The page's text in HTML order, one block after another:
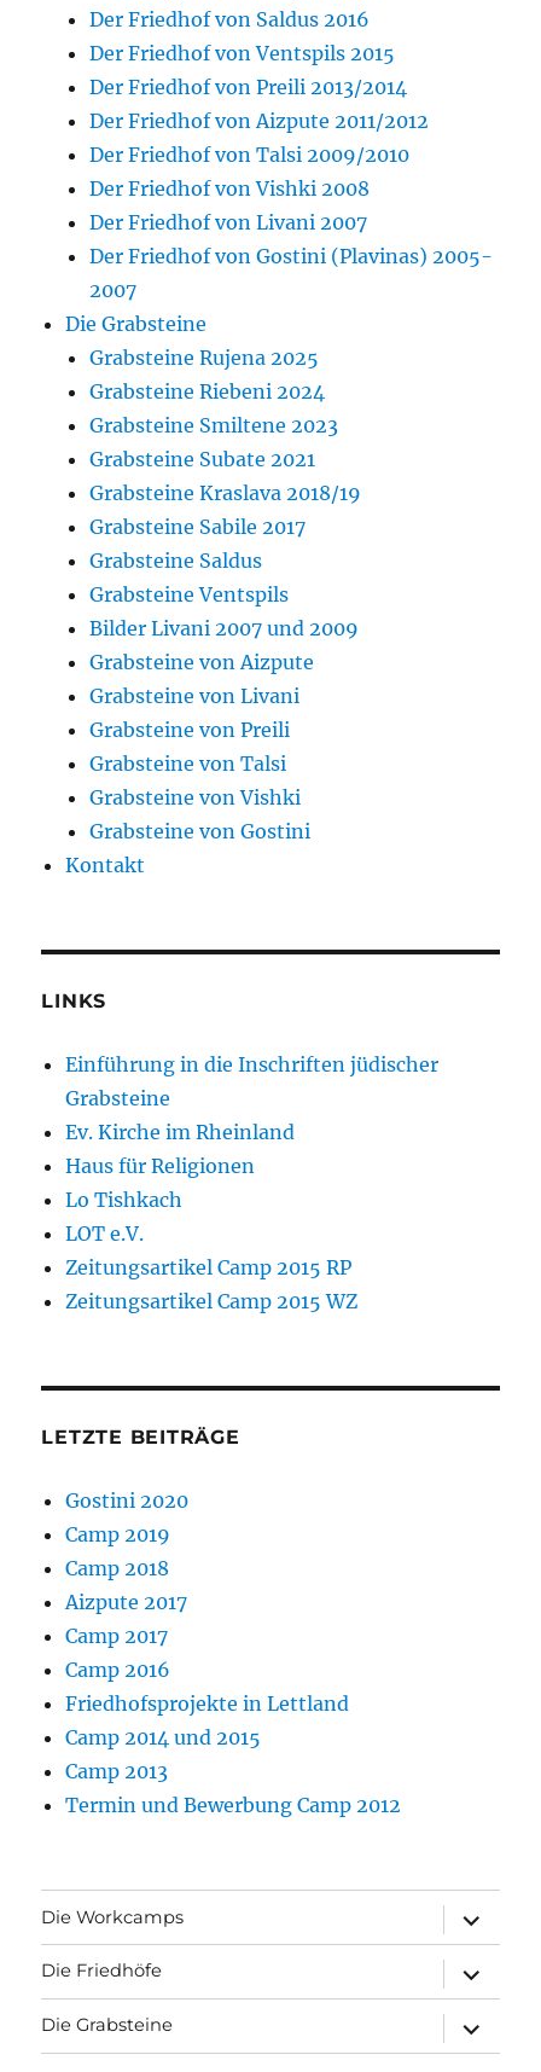
Der Friedhof von Saldus 2016
Der Friedhof von Ventspils 2015
Der Friedhof von Preili 2013/2014
Der Friedhof von Aizpute 2011/2012
Der Friedhof von Talsi 2009/2010
Der Friedhof von Vishki 2008
Der Friedhof von Livani 2007
Der Friedhof von Gostini (Plavinas) 2005-
2007
Die Grabsteine
Grabsteine Rujena 2025
Grabsteine Riebeni 2024
Grabsteine Smiltene 2023
Grabsteine Subate 2021
Grabsteine Kraslava 2018/19
Grabsteine Sabile 2017
Grabsteine Saldus
Grabsteine Ventspils
Bilder Livani 2007 und 2009
Grabsteine von Aizpute
Grabsteine von Livani
Grabsteine von Preili
Grabsteine von Talsi
Grabsteine von Vishki
Grabsteine von Gostini
Kontakt
LINKS
Einführung in die Inschriften jüdischer
Grabsteine
Ev. Kirche im Rheinland
Haus für Religionen
Lo Tishkach
LOT e.V.
Zeitungsartikel Camp 2015 RP
Zeitungsartikel Camp 2015 WZ
LETZTE BEITRÄGE
Gostini 2020
Camp 2019
Camp 2018
Aizpute 2017
Camp 2017
Camp 2016
Friedhofsprojekte in Lettland
Camp 2014 und 2015
Camp 2013
Termin und Bewerbung Camp 2012
Die Workcamps
anzeigen
Die Friedhöfe
anzeigen
Die Grabsteine
anzeigen